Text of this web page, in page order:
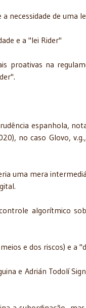
necessidade de uma
e a "lei Rider"
proativas na
espanhola,
no caso Glovo,
uma mera
algorítmico
e dos riscos) e a
e Adrián Todolí